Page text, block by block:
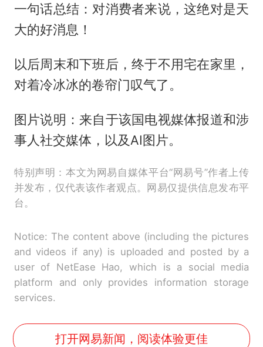
一句话总结：对消费者来说，这绝对是天
大的好消息！
以后周末和下班后，终于不用宅在家里，
对着冷冰冰的卷帘门叹气了。
图片说明：来自于该国电视媒体报道和涉
事人社交媒体，以及AI图片。
特别声明：本文为网易自媒体平台“网易号”作者上传
并发布，仅代表该作者观点。网易仅提供信息发布平
台。
Notice: The content above (including the pictures
and videos if any) is uploaded and posted by a
user of NetEase Hao, which is a social media
platform and only provides information storage
services.
打开网易新闻，阅读体验更佳